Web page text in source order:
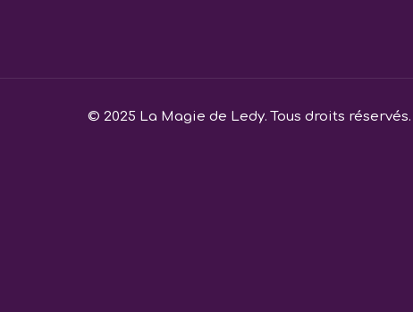
© 2025 La Magie de Ledy. Tous droits réservés.